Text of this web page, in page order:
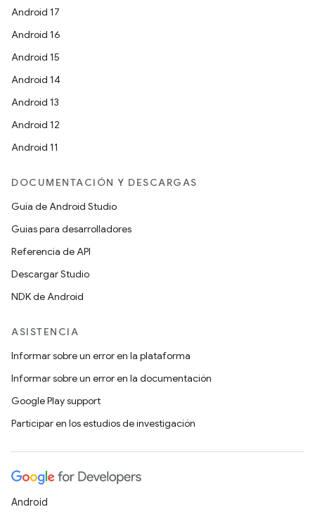
Android 17
Android 16
Android 15
Android 14
Android 13
Android 12
Android 11
DOCUMENTACIÓN Y DESCARGAS
Guía de Android Studio
Guías para desarrolladores
Referencia de API
Descargar Studio
NDK de Android
ASISTENCIA
Informar sobre un error en la plataforma
Informar sobre un error en la documentación
Google Play support
Participar en los estudios de investigación
Android